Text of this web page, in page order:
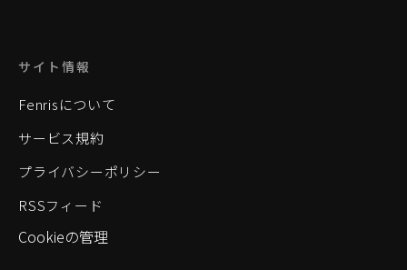
サイト情報
Fenrisについて
サービス規約
プライバシーポリシー
RSSフィード
Cookieの管理